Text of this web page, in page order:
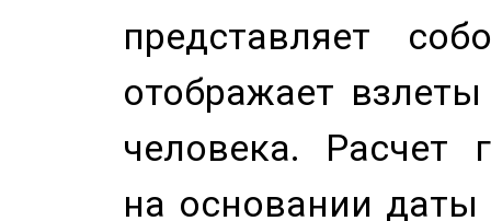
представляет
отображает
человека. Расчет
на основании